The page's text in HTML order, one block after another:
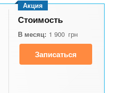
Акция
Стоимость
В месяц: 1 900 грн
Записаться